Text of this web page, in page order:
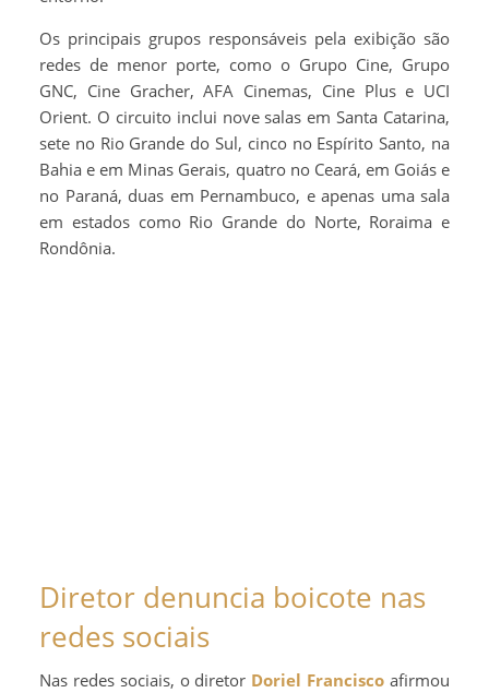
Os principais grupos responsáveis pela exibição são
redes de menor porte, como o Grupo Cine, Grupo
GNC, Cine Gracher, AFA Cinemas, Cine Plus e UCI
Orient. O circuito inclui nove salas em Santa Catarina,
sete no Rio Grande do Sul, cinco no Espírito Santo, na
Bahia e em Minas Gerais, quatro no Ceará, em Goiás e
no Paraná, duas em Pernambuco, e apenas uma sala
em estados como Rio Grande do Norte, Roraima e
Rondônia.
Diretor denuncia boicote nas
redes sociais
Nas redes sociais, o diretor Doriel Francisco afirmou